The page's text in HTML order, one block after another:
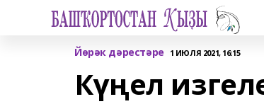
Йөрәк дәрестәре 1 ИЮЛЯ 2021, 16:15
Күңел